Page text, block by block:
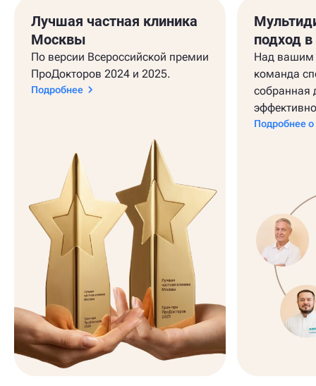
Лучшая частная клиника
Москвы
По версии Всероссийской премии
ПроДокторов 2024 и 2025.
Подробнее
подход
Над вашим
команда
собранная
Подробнее о